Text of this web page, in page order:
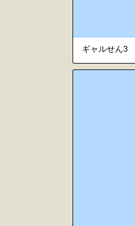
ギャルせん3